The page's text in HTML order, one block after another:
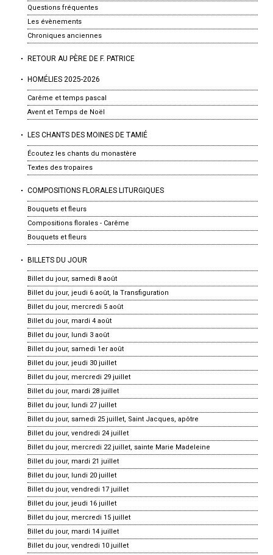
Questions fréquentes
Les évènements
Chroniques anciennes
RETOUR AU PÈRE DE F. PATRICE
HOMÉLIES 2025-2026
Carême et temps pascal
Avent et Temps de Noël
LES CHANTS DES MOINES DE TAMIÉ
Écoutez les chants du monastère
Textes des tropaires
COMPOSITIONS FLORALES LITURGIQUES
Bouquets et fleurs
Compositions florales - Carême
Bouquets et fleurs
BILLETS DU JOUR
Billet du jour, samedi 8 août
Billet du jour, jeudi 6 août, la Transfiguration
Billet du jour, mercredi 5 août
Billet du jour, mardi 4 août
Billet du jour, lundi 3 août
Billet du jour, samedi 1er août
Billet du jour, jeudi 30 juillet
Billet du jour, mercredi 29 juillet
Billet du jour, mardi 28 juillet
Billet du jour, lundi 27 juillet
Billet du jour, samedi 25 juillet, Saint Jacques, apôtre
Billet du jour, vendredi 24 juillet
Billet du jour, mercredi 22 juillet, sainte Marie Madeleine
Billet du jour, mardi 21 juillet
Billet du jour, lundi 20 juillet
Billet du jour, vendredi 17 juillet
Billet du jour, jeudi 16 juillet
Billet du jour, mercredi 15 juillet
Billet du jour, mardi 14 juillet
Billet du jour, vendredi 10 juillet